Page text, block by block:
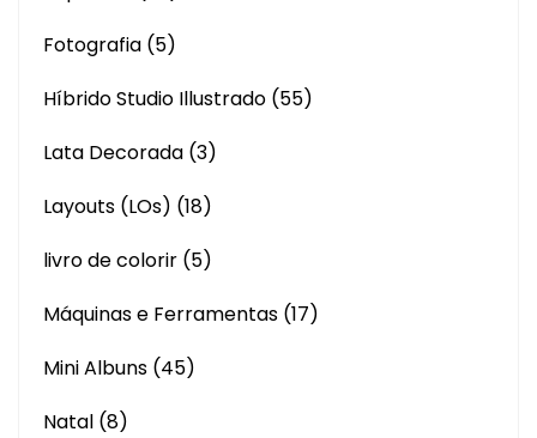
Fotografia (5)
Híbrido Studio Illustrado (55)
Lata Decorada (3)
Layouts (LOs) (18)
livro de colorir (5)
Máquinas e Ferramentas (17)
Mini Albuns (45)
Natal (8)